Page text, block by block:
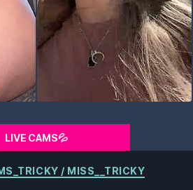
LIVE CAMS💦
Categorieën
/ MISS__TRICKY